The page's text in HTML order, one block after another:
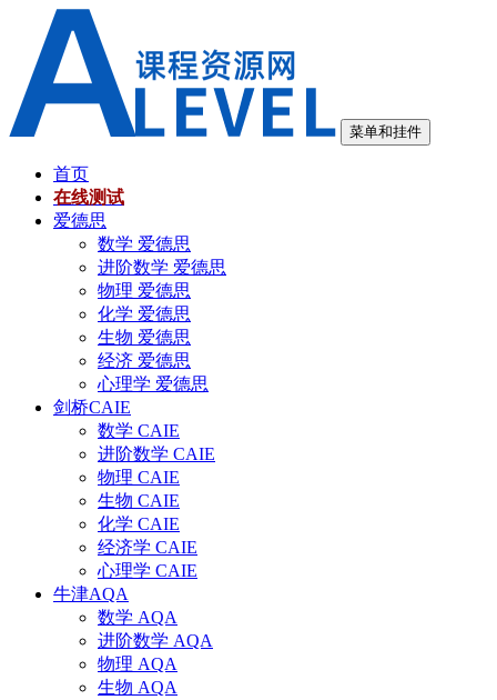
菜单和挂件
首页
在线测试
爱德思
数学 爱德思
进阶数学 爱德思
物理 爱德思
化学 爱德思
生物 爱德思
经济 爱德思
心理学 爱德思
剑桥CAIE
数学 CAIE
进阶数学 CAIE
物理 CAIE
生物 CAIE
化学 CAIE
经济学 CAIE
心理学 CAIE
牛津AQA
数学 AQA
进阶数学 AQA
物理 AQA
生物 AQA